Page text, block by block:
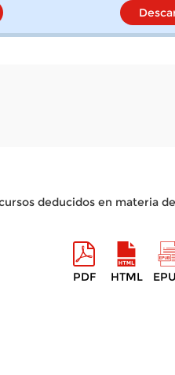
deducidos en materia
PDF HTML